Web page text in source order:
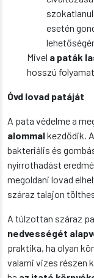
esetén
Mivel a paták
hosszú
Óvd lovad patáját
A pata védelme a
alommalkezdődik.
bakteriális és
nyírrothadást
megoldani lovad
száraz talajon
A túlzottan száraz
nedvességét
praktika, ha olyan
valami vizes részen